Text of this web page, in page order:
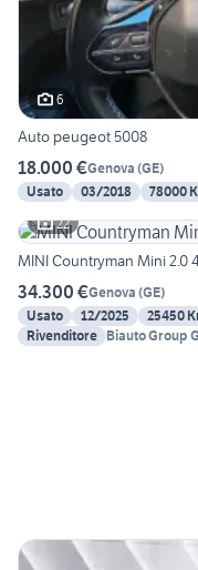
6
Auto peugeot 5008
18.000 €Genova (GE)
Usato
03/2018 78000
22
MINI Countryman Mini 2.0
34.300 €Genova (GE)
Usato
12/2025 25450
Rivenditore Biauto Group